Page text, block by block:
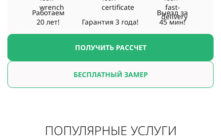
ПОЛУЧИТЬ РАССЧЕТ
БЕСПЛАТНЫЙ ЗАМЕР
Работаем
20 лет!
Гарантия3 года!
Выезд за
45 мин!
ПОПУЛЯРНЫЕ УСЛУГИ